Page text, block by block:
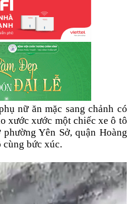
nữ ăn mặc sang chảnh có
xước xước một chiếc xe ô tô
Yên Sở, quận Hoàng
bức xúc.